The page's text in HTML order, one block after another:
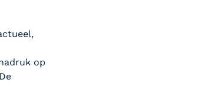
op